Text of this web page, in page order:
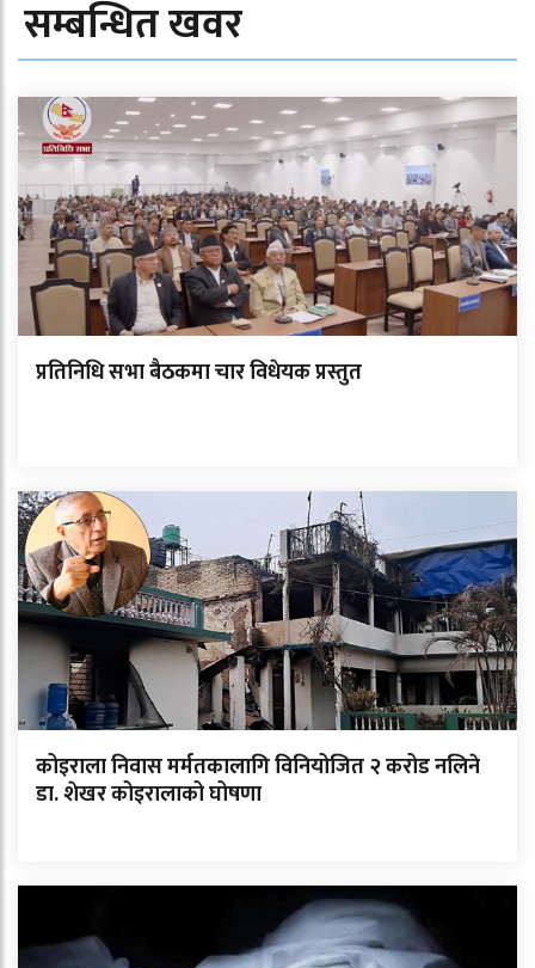
सम्बन्धित खवर
प्रतिनिधि सभा बैठकमा चार विधेयक प्रस्तुत
कोइराला निवास मर्मतकालागि विनियोजित २ करोड नलिने
डा. शेखर कोइरालाको घोषणा